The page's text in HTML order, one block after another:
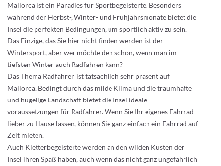
Mallorca ist ein Paradies für Sportbegeisterte. Besonders
während der Herbst-, Winter- und Frühjahrsmonate bietet die
Insel die perfekten Bedingungen, um sportlich aktiv zu sein.
Das Einzige, das Sie hier nicht finden werden ist der
Wintersport, aber wer möchte den schon, wenn man im
tiefsten Winter auch Radfahren kann?
Das Thema Radfahren ist tatsächlich sehr präsent auf
Mallorca. Bedingt durch das milde Klima und die traumhafte
und hügelige Landschaft bietet die Insel ideale
voraussetzungen für Radfahrer. Wenn Sie Ihr eigenes Fahrrad
lieber zu Hause lassen, können Sie ganz einfach ein Fahrrad auf
Zeit mieten.
Auch Kletterbegeisterte werden an den wilden Küsten der
Insel ihren Spaß haben, auch wenn das nicht ganz ungefährlich